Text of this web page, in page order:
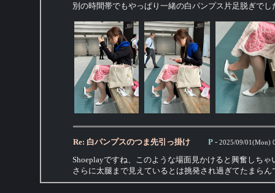
別の時間帯でもやっぱり一緒の白パンプス片足脱ぎでし
Re: 白パンプスのつま先引っ掛け P - 2025/09/01(Mon)
Shoeplayですね、このような場面見かけると興奮しちゃ
さらに太腿まで見えているとは挑発され過ぎてたまらん